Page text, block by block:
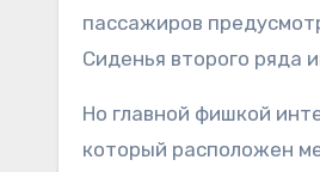
пассажиров
Сиденья второго ряда
Но главной фишкой
который расположен